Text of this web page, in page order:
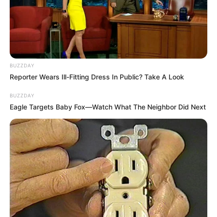
Oceny końcowe komiksu„Kaczogród. Korona Majów i inne
historie z roku 1963”
BUZZDAY
Reporter Wears Ill-Fitting Dress In Public? Take A Look
BUZZDAY
Eagle Targets Baby Fox—Watch What The Neighbor Did Next